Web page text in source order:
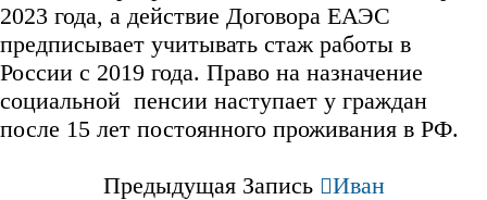
2023 года, а действие Договора ЕАЭС
предписывает учитывать стаж работы в
России с 2019 года. Право на назначение
социальной пенсии наступает у граждан
после 15 лет постоянного проживания в РФ.
Предыдущая Запись
Иван